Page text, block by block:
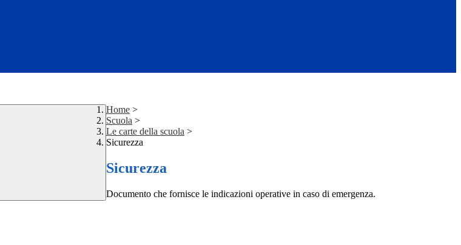
Home >
Scuola >
Le carte della scuola >
Sicurezza
Sicurezza
Documento che fornisce le indicazioni operative in caso di emergenza.